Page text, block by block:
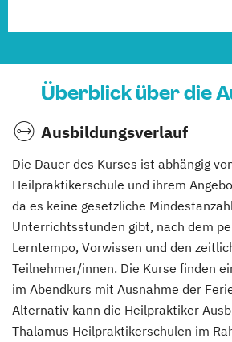
Überblick über die
Ausbildungsverlauf
Die Dauer des Kurses ist abhängig
Heilpraktikerschule und ihrem
da es keine gesetzliche
Unterrichtsstunden gibt, nach dem
Lerntempo, Vorwissen und den
Teilnehmer/innen. Die Kurse finden
im Abendkurs mit Ausnahme der
Alternativ kann die Heilpraktiker
Thalamus Heilpraktikerschulen im